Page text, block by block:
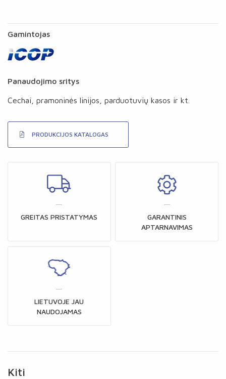
Gamintojas
Panaudojimo sritys
Cechai, pramoninės linijos, parduotuvių kasos ir kt.
PRODUKCIJOS KATALOGAS
GREITAS PRISTATYMAS
GARANTINIS
APTARNAVIMAS
LIETUVOJE JAU
NAUDOJAMAS
Kiti